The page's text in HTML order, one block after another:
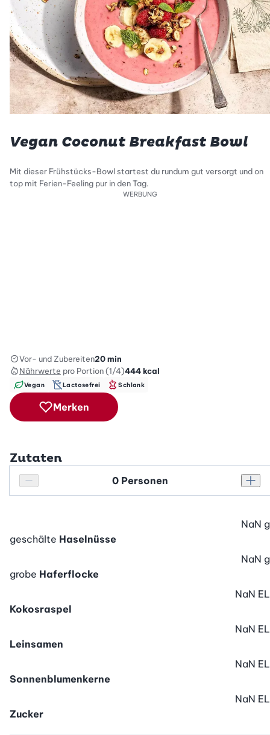
Vegan Coconut Breakfast Bowl
Mit dieser Frühstücks-Bowl startest du rundum gut versorgt und on
top mit Ferien-Feeling pur in den Tag.
WERBUNG
Vor- und Zubereiten20 min
Nährwerte pro Portion (1/4)444kcal
Vegan Lactosefrei Schlank
Merken
Zutaten
Personenanzahl verringern
Personenanzahl
geschälte Haselnüsse
NaN g
grobe Haferflocke
NaN g
Kokosraspel
NaN EL
Leinsamen
NaN EL
Sonnenblumenkerne
NaN EL
Zucker
NaN EL